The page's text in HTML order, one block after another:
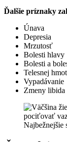
Ďalšie príznaky
Únava
Depresia
Mrzutosť
Bolesti hlavy
Bolesti a
Telesnej
Vypadávanie
Zmeny libida